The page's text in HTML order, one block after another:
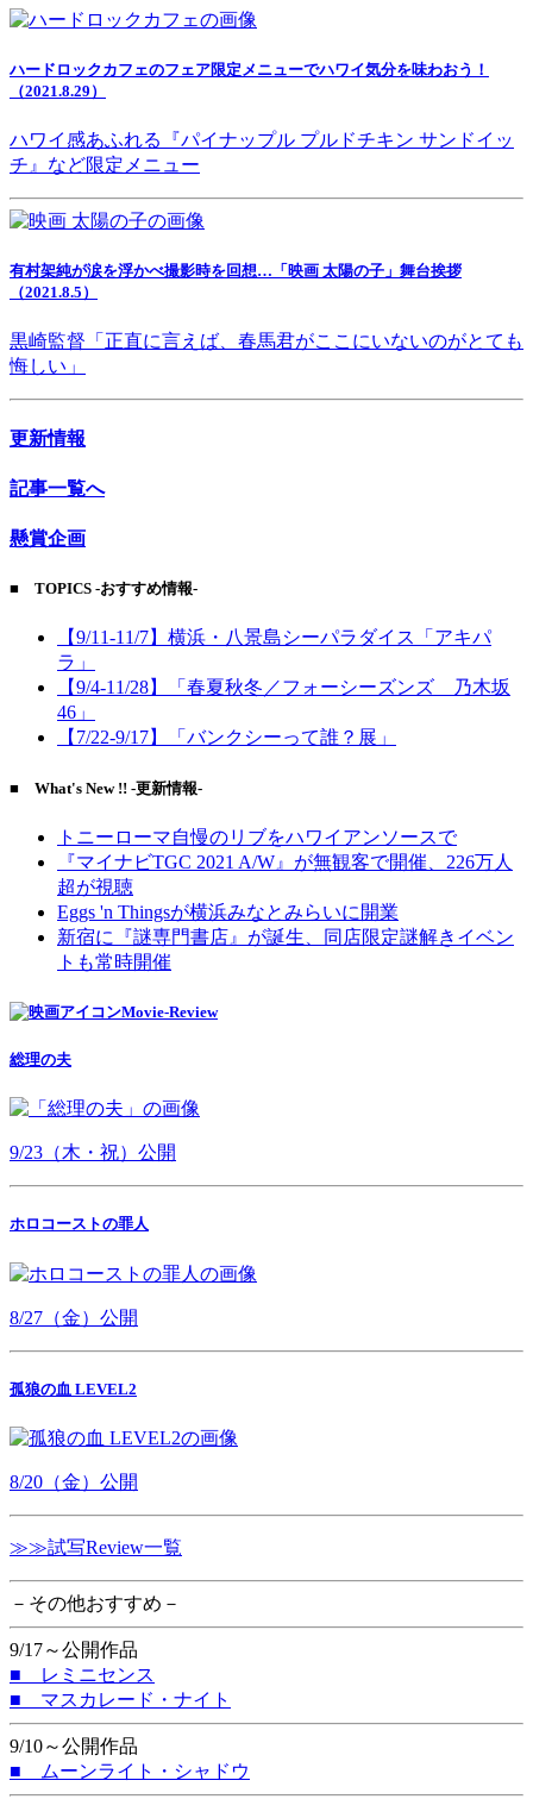
ハードロックカフェのフェア限定メニューでハワイ気分を味わおう！
（2021.8.29）
ハワイ感あふれる『パイナップル プルドチキン サンドイッ
チ』など限定メニュー
有村架純が涙を浮かべ撮影時を回想…「映画 太陽の子」舞台挨拶
（2021.8.5）
黒崎監督「正直に言えば、春馬君がここにいないのがとても
悔しい」
更新情報
記事一覧へ
懸賞企画
■ TOPICS -おすすめ情報-
【9/11-11/7】横浜・八景島シーパラダイス「アキパ
ラ」
【9/4-11/28】「春夏秋冬／フォーシーズンズ 乃木坂
46」
【7/22-9/17】「バンクシーって誰？展」
■ What's New !! -更新情報-
トニーローマ自慢のリブをハワイアンソースで
『マイナビTGC 2021 A/W』が無観客で開催、226万人
超が視聴
Eggs 'n Thingsが横浜みなとみらいに開業
新宿に『謎専門書店』が誕生、同店限定謎解きイベン
トも常時開催
Movie-Review
総理の夫
9/23（木・祝）公開
ホロコーストの罪人
8/27（金）公開
孤狼の血 LEVEL2
8/20（金）公開
≫≫試写Review一覧
－その他おすすめ－
9/17～公開作品
■ レミニセンス
■ マスカレード・ナイト
9/10～公開作品
■ ムーンライト・シャドウ